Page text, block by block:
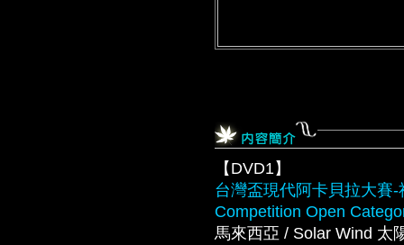
【DVD1】
台灣盃現代阿卡貝拉大賽
Competition Open
馬來西亞 / Solar Wind 太